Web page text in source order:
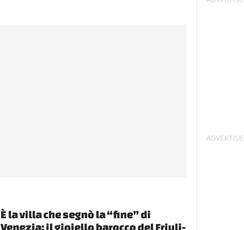
È la villa che segnò la “fine” di
Venezia: il gioiello barocco del Friuli-